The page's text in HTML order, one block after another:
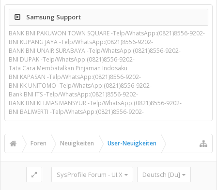
Samsung Support
BANK BNI PAKUWON TOWN SQUARE -Telp/WhatsApp:(0821)8556-9202-
BNI KUPANG JAYA -Telp/WhatsApp:(0821)8556-9202-
BANK BNI UNAIR SURABAYA -Telp/WhatsApp:(0821)8556-9202-
BNI DUPAK -Telp/WhatsApp:(0821)8556-9202-
Tata Cara Membatalkan Pinjaman Indosaku
BNI KAPASAN -Telp/WhatsApp:(0821)8556-9202-
BNI KK UNITOMO -Telp/WhatsApp:(0821)8556-9202-
Bank BNI ITS -Telp/WhatsApp:(0821)8556-9202-
BANK BNI KH.MAS MANSYUR -Telp/WhatsApp:(0821)8556-9202-
BNI BALIWERTI -Telp/WhatsApp:(0821)8556-9202-
Foren Neuigkeiten User-Neuigkeiten
SysProfile Forum - UI.X Deutsch [Du]